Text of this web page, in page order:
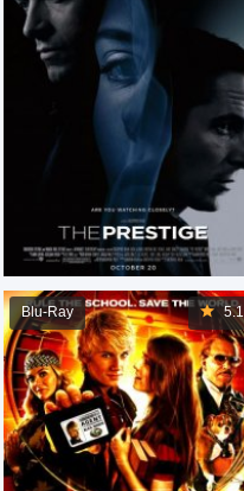
5.1
Blu-Ray